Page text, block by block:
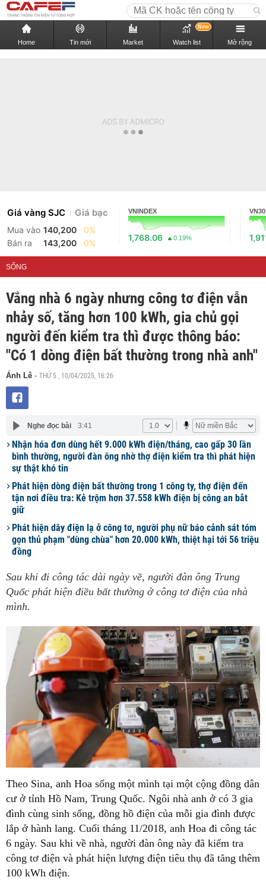
Home Tin mới Market Watch list
New
Mở rộng
Giá vàng SJC Giá bạc
Mua vào 140,200
0%
Bán ra
143,200 0%
VNINDEX
1,768.06 0.19%
VN30
SỐNG
Vắng nhà 6 ngày nhưng công tơ điện vẫn
nhảy số, tăng hơn 100 kWh, gia chủ gọi
người đến kiểm tra thì được thông báo:
"Có 1 dòng điện bất thường trong nhà anh"
Ánh Lê - THỨ 5 , 10/04/2025, 16:26
Nghe đọc bài 3:41
Nhận hóa đơn dùng hết 9.000 kWh điện/tháng, cao gấp 30 lần
bình thường, người đàn ông nhờ thợ điện kiểm tra thì phát hiện
sự thật khó tin
Phát hiện dòng điện bất thường trong 1 công ty, thợ điện đến
tận nơi điều tra: Kẻ trộm hơn 37.558 kWh điện bị công an bắt
giữ
Phát hiện dây điện lạ ở công tơ, người phụ nữ báo cảnh sát tóm
gọn thủ phạm "dùng chùa" hơn 20.000 kWh, thiệt hại tới 56 triệu
đồng
Sau khi đi công tác dài ngày về, người đàn ông Trung
Quốc phát hiện điều bất thường ở công tơ điện của nhà
mình.
Theo Sina, anh Hoa sống một mình tại một cộng đồng dân
cư ở tỉnh Hồ Nam, Trung Quốc. Ngôi nhà anh ở có 3 gia
đình cùng sinh sống, đồng hồ điện của mỗi gia đình được
lắp ở hành lang. Cuối tháng 11/2018, anh Hoa đi công tác
6 ngày. Sau khi về nhà, người đàn ông này đã kiểm tra
công tơ điện và phát hiện lượng điện tiêu thụ đã tăng thêm
100 kWh điện.